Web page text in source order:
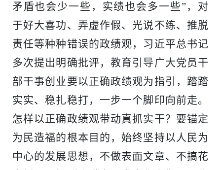
矛盾也会少一些，实绩也会多一些”，对
于好大喜功、弄虚作假、光说不练、推脱
责任等种种错误的政绩观，习近平总书记
多次提出明确批评，教育引导广大党员干
部干事创业要以正确政绩观为指引，踏踏
实实、稳扎稳打，一步一个脚印向前走。
怎样以正确政绩观带动真抓实干？要锚定
为民造福的根本目的，始终坚持以人民为
中心的发展思想，不做表面文章、不搞花